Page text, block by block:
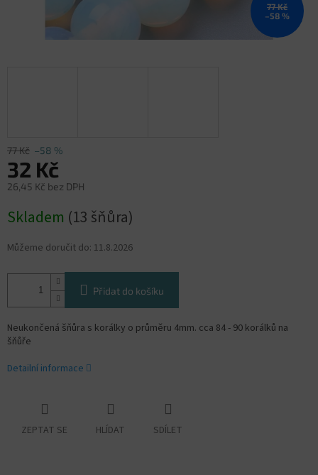
77 Kč
–58 %
77 Kč –58 %
32 Kč
26,45 Kč bez DPH
cena:
Skladem (13 šňůra)
Můžeme doručit do: 11.8.2026
Přidat do košíku
Neukončená šňůra s korálky o průměru 4mm. cca 84 - 90 korálků na
šňůře
Detailní informace
ZEPTAT SE HLÍDAT SDÍLET